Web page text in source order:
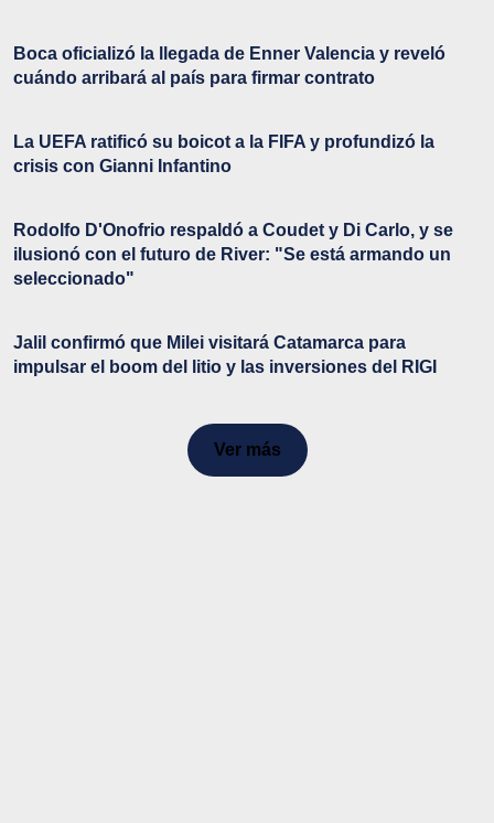
Boca oficializó la llegada de Enner Valencia y reveló
cuándo arribará al país para firmar contrato
La UEFA ratificó su boicot a la FIFA y profundizó la
crisis con Gianni Infantino
Rodolfo D'Onofrio respaldó a Coudet y Di Carlo, y se
ilusionó con el futuro de River: "Se está armando un
seleccionado"
Jalil confirmó que Milei visitará Catamarca para
impulsar el boom del litio y las inversiones del RIGI
Ver más